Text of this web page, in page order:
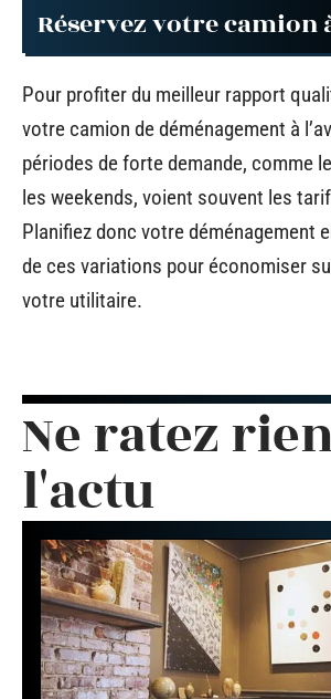
Réservez votre camion
Pour profiter du meilleur rapport
votre camion de déménagement à
périodes de forte demande, comme
les weekends, voient souvent les
Planifiez donc votre déménagement
de ces variations pour économiser
votre utilitaire.
Ne ratez
l'actu